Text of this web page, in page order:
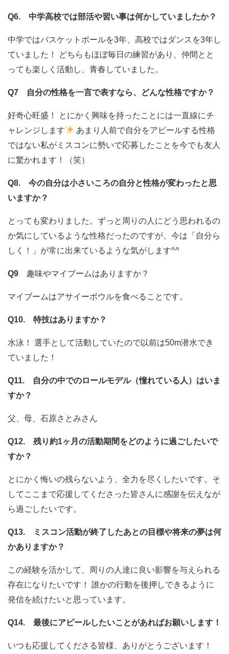
Q6. 中学高校では部活や習い事は何かしていましたか？
中学ではバスケットボールを3年、高校ではダンスを3年し
ていました！ どちらもほぼ毎日の練習があり、仲間とと
っても楽しく活動し、青春していました。
Q7 自分の性格を一言で表すなら、どんな性格ですか？
好奇心旺盛！ とにかく興味を持ったことには一直線にチ
ャレンジします
あまり人前で自分をアピールする性格
ではない私がミスコンに勢いで応募したことを今でも友人
に驚かれます！（笑）
Q8. 今の自分は小さいころの自分と性格が変わったと思
いますか？
とっても変わりました。ずっと周りの人にどう思われるの
か気にしているような性格だったのですが、今は「自分ら
しく！」が常に出来ているような気がします^^
Q9 趣味やマイブームはありますか？
マイブームはアサイーボウルを食べることです。
Q10. 特技はありますか？
水泳！ 選手として活動していたので以前は50m潜水でき
ていました！
Q11. 自分の中でのロールモデル（憧れている人）はいま
すか？
父、母、石原さとみさん
Q12. 残り約1ヶ月の活動期間をどのように過ごしたいで
すか？
とにかく悔いの残らないよう、全力を尽くしたいです。そ
してここまで応援してくださった皆さんに感謝を伝えなが
ら過ごしたいです。
Q13. ミスコン活動が終了したあとの目標や将来の夢は何
かありますか？
この経験を活かして、周りの人達に良い影響を与えられる
存在になりたいです！ 誰かの行動を後押しできるように
発信を続けたいと思っています。
Q14. 最後にアピールしたいことがあればお願いします！
いつも応援してくださる皆様、ありがとうございます！